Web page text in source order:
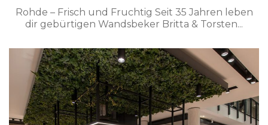
Rohde – Frisch und Fruchtig Seit 35 Jahren leben
dir gebürtigen Wandsbeker Britta & Torsten...